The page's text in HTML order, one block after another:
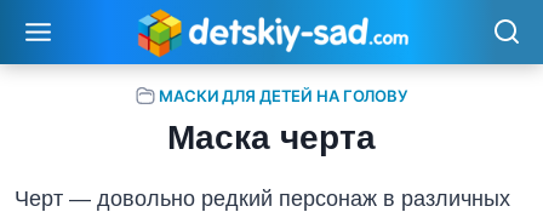
содержимому
МАСКИ ДЛЯ ДЕТЕЙ НА ГОЛОВУ
Маска черта
Черт — довольно редкий персонаж в различных